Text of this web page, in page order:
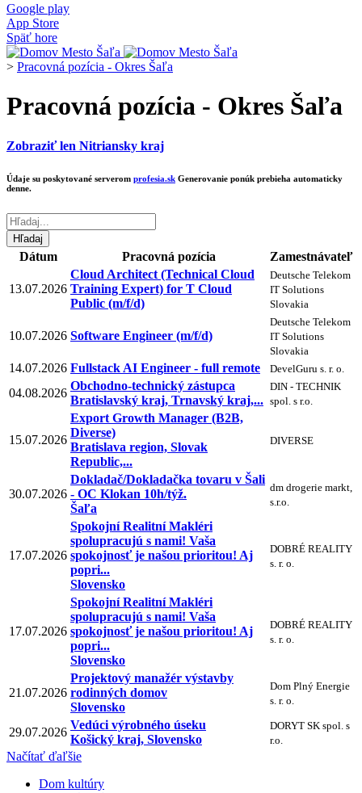
Google play
App Store
Späť hore
> Pracovná pozícia - Okres Šaľa
Pracovná pozícia - Okres Šaľa
Zobraziť len Nitriansky kraj
Údaje su poskytované serverom profesia.sk Generovanie ponúk prebieha automaticky
denne.
Dátum Pracovná pozícia Zamestnávateľ
13.07.2026
Cloud Architect (Technical Cloud
Training Expert) for T Cloud
Public (m/f/d)
Deutsche Telekom
IT Solutions
Slovakia
10.07.2026 Software Engineer (m/f/d)
Deutsche Telekom
IT Solutions
Slovakia
14.07.2026 Fullstack AI Engineer - full remote DevelGuru s. r. o.
04.08.2026
Obchodno-technický zástupca
Bratislavský kraj, Trnavský kraj,...
DIN - TECHNIK
spol. s r.o.
15.07.2026
Export Growth Manager (B2B,
Diverse)
Bratislava region, Slovak
Republic,...
DIVERSE
30.07.2026
Dokladač/Dokladačka tovaru v Šali
- OC Klokan 10h/týž.
Šaľa
dm drogerie markt,
s.r.o.
17.07.2026
Spokojní Realitní Makléri
spolupracujú s nami! Vaša
spokojnosť je našou prioritou! Aj
popri...
Slovensko
DOBRÉ REALITY
s. r. o.
17.07.2026
Spokojní Realitní Makléri
spolupracujú s nami! Vaša
spokojnosť je našou prioritou! Aj
popri...
Slovensko
DOBRÉ REALITY
s. r. o.
21.07.2026
Projektový manažér výstavby
rodinných domov
Slovensko
Dom Plný Energie
s. r. o.
29.07.2026
Vedúci výrobného úseku
Košický kraj, Slovensko
DORYT SK spol. s
r.o.
Načítať ďaľšie
Dom kultúry